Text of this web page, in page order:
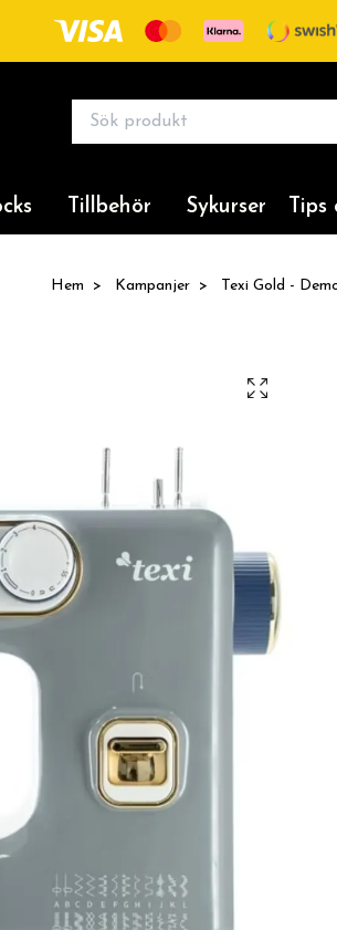
Tillbehör Sykurser Tips
Hem Kampanjer Texi Gold -